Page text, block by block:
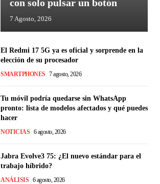
con solo pulsar un botón
7 Agosto, 2026
El Redmi 17 5G ya es oficial y sorprende en la
elección de su procesador
SMARTPHONES 7 agosto, 2026
Tu móvil podría quedarse sin WhatsApp
pronto: lista de modelos afectados y qué puedes
hacer
NOTICIAS 6 agosto, 2026
Jabra Evolve3 75: ¿El nuevo estándar para el
trabajo híbrido?
ANÁLISIS 6 agosto, 2026